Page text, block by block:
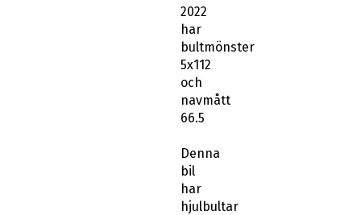
2022
har
bultmönster
5x112
och
navmått
66.5
Denna
bil
har
hjulbultar